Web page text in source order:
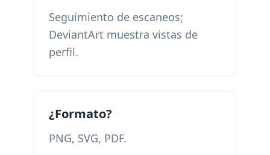
Seguimiento de escaneos;
DeviantArt muestra vistas de
perfil.
¿Formato?
PNG, SVG, PDF.